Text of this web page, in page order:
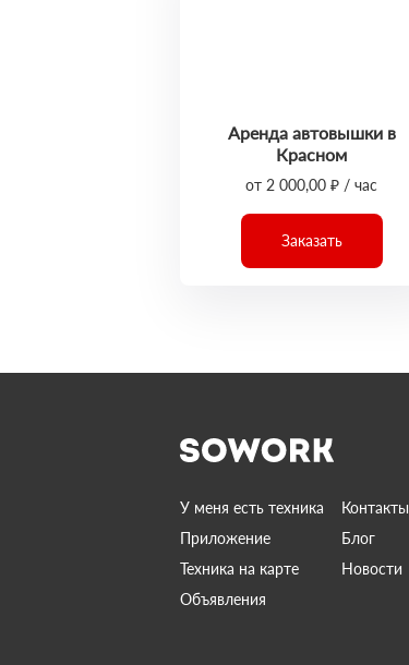
Аренда автовышки в
Красном
от 2 000,00 ₽ / час
Заказать
У меня есть техника
Контакты
Приложение
Блог
Техника на карте
Новости
Объявления